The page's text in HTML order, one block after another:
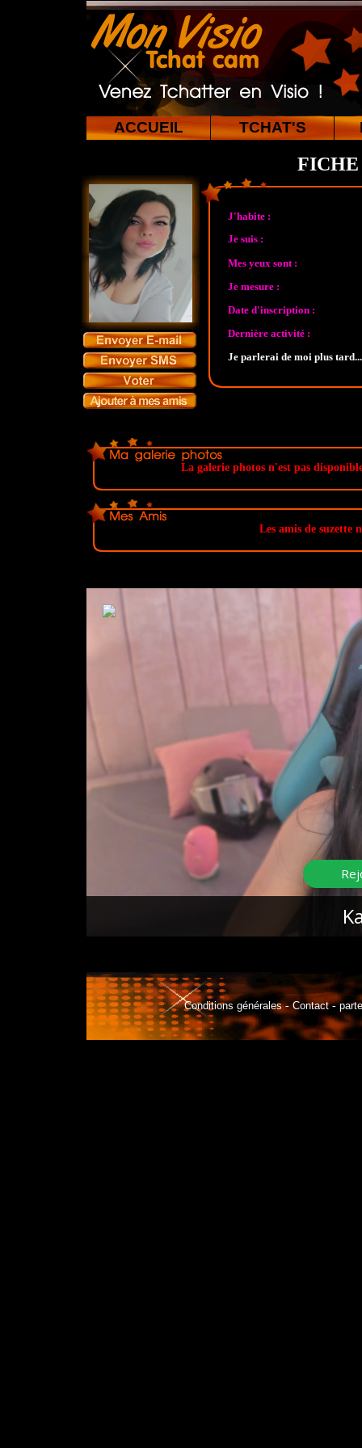
ACCUEIL TCHAT'S
J'habite :
Je suis :
Mes yeux sont :
Je mesure :
Date d'inscription :
Dernière activité :
Je parlerai de moi plus tard...
La galerie photos n'est pas
Les amis de suzette
Conditions générales-Contact-